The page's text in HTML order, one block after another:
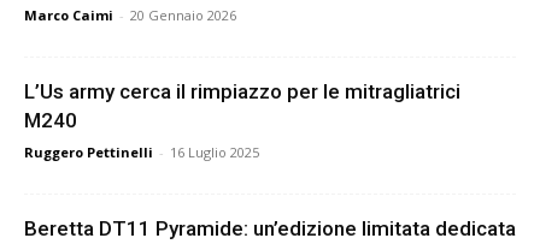
Marco Caimi - 20 Gennaio 2026
L’Us army cerca il rimpiazzo per le mitragliatrici
M240
Ruggero Pettinelli - 16 Luglio 2025
Beretta DT11 Pyramide: un’edizione limitata dedicata